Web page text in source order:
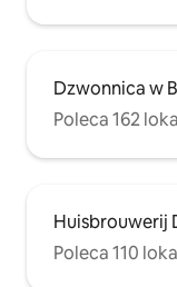
Dzwonnica w
Poleca 162
Huisbrouwerij
Poleca 110